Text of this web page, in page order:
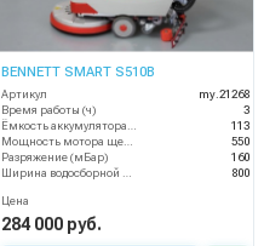
BENNETT SMART S510B
Артикул
my.21268
Время работы (ч)
3
Ёмкость аккумулятора (Ач)
113
Мощность мотора щеток
550
Разряжение (мБар)
160
Ширина водосборной рейки
800
Цена
284 000 руб.